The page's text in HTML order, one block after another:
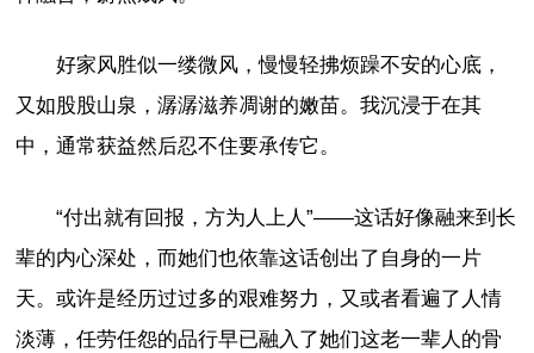
好家风胜似一缕微风，慢慢轻拂烦躁不安的心底，
又如股股山泉，潺潺滋养凋谢的嫩苗。我沉浸于在其
中，通常获益然后忍不住要承传它。
“付出就有回报，方为人上人”——这话好像融来到长
辈的内心深处，而她们也依靠这话创出了自身的一片
天。或许是经历过过多的艰难努力，又或者看遍了人情
淡薄，任劳任怨的品行早已融入了她们这老一辈人的骨